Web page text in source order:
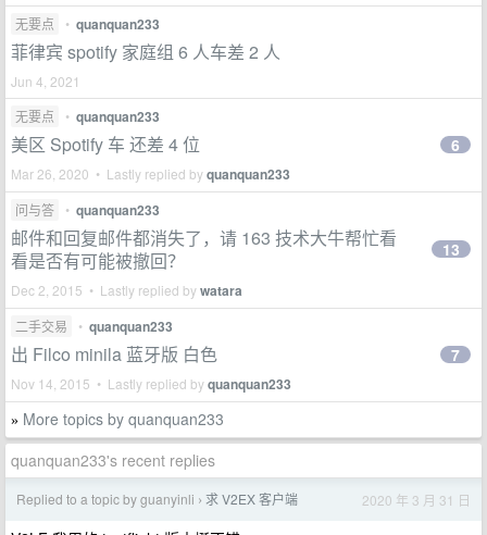
无要点 • quanquan233
菲律宾 spotify 家庭组 6 人车差 2 人
Jun 4, 2021
无要点
• quanquan233
美区 Spotify 车 还差 4 位
Mar 26, 2020 • Lastly replied byquanquan233
6
问与答 • quanquan233
邮件和回复邮件都消失了，请 163 技术大牛帮忙看
看是否有可能被撤回？
Dec 2, 2015 • Lastly replied bywatara
13
二手交易 • quanquan233
出 Filco minila 蓝牙版 白色
Nov 14, 2015 • Lastly replied byquanquan233
7
» More topics by quanquan233
quanquan233's recent replies
Replied to a topic by guanyinli › 求 V2EX 客户端 2020 年 3 月 31 日